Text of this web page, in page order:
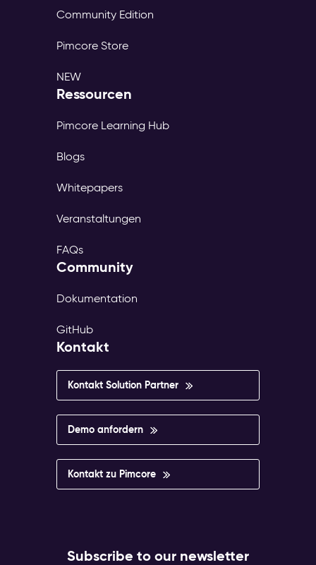
Community Edition
Pimcore Store
NEW
Ressourcen
Pimcore Learning Hub
Blogs
Whitepapers
Veranstaltungen
FAQs
Community
Dokumentation
GitHub
Kontakt
Kontakt Solution Partner
Demo anfordern
Kontakt zu Pimcore
Subscribe to our newsletter